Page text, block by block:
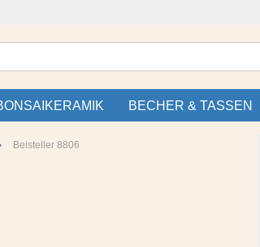
BECHER & TASSEN
Beisteller 8806